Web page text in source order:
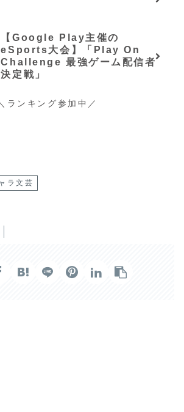
【Google Play主催の
eSports大会】「Play On
Challenge 最強ゲーム配信者
決定戦」
ランキング参加中／
ラ文芸